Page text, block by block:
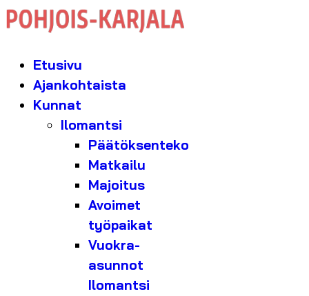
Etusivu
Ajankohtaista
Kunnat
Ilomantsi
Päätöksenteko
Matkailu
Majoitus
Avoimet
työpaikat
Vuokra-
asunnot
Ilomantsi